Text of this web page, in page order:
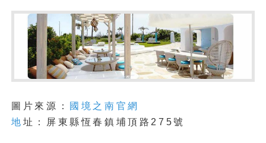
圖片來源：
國境之南官網
地 址：屏東縣恆春鎮埔頂路275號